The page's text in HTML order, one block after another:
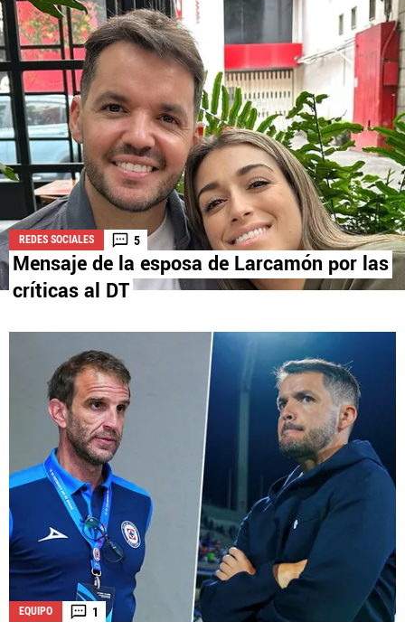
La aceptación de una de las ofertas presentadas en esta página
puede dar lugar a un pago a
Vamos Azul. Este pago puede influir en
cómo y dónde aparecen los operadores de juego en la página y en el
orden en que aparecen, pero no influye en nuestras evaluaciones.
REDES SOCIALES 5
Mensaje de la esposa de Larcamón por las
críticas al DT
EQUIPO 1